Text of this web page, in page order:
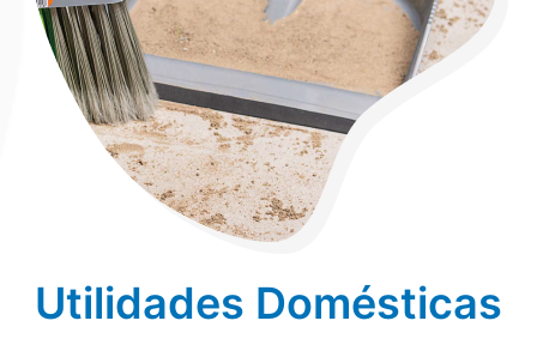
Utilidades Domésticas